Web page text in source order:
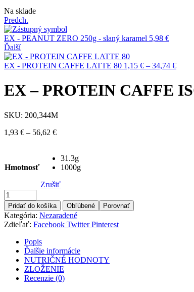
Dostupnosť:
Na sklade
Predch.
EX - PEANUT ZERO 250g - slaný karamel 5,98 €
Ďalší
EX - PROTEIN CAFFE LATTE 80 1,15 € – 34,74 €Price
1,15 €
EX – PROTEIN CAFFE
SKU: 200,344M
1,93 € – 56,62 €Price
through
56,62 €
Hmotnosť
31.3g
1000g
Zrušiť
Množstvo
Pridať do košíka Obľúbené Porovnať
Kategória: Nezaradené
Zdieľať: Facebook Twitter Pinterest
Popis
Ďalšie informácie
NUTRIČNÉ HODNOTY
ZLOŽENIE
Recenzie (0)